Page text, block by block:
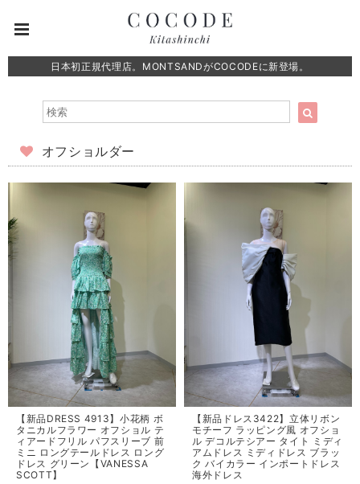
日本初正規代理店。MONTSANDがCOCODEに新登場。
オフショルダー
【新品DRESS 4913】小花柄 ボ
タニカルフラワー オフショル テ
ィアードフリル パフスリーブ 前
ミニ ロングテールドレス ロング
ドレス グリーン【VANESSA
SCOTT】
【新品ドレス3422】立体リボン
モチーフ ラッピング風 オフショ
ル デコルテシアー タイト ミディ
アムドレス ミディドレス ブラッ
ク バイカラー インポートドレス
海外ドレス